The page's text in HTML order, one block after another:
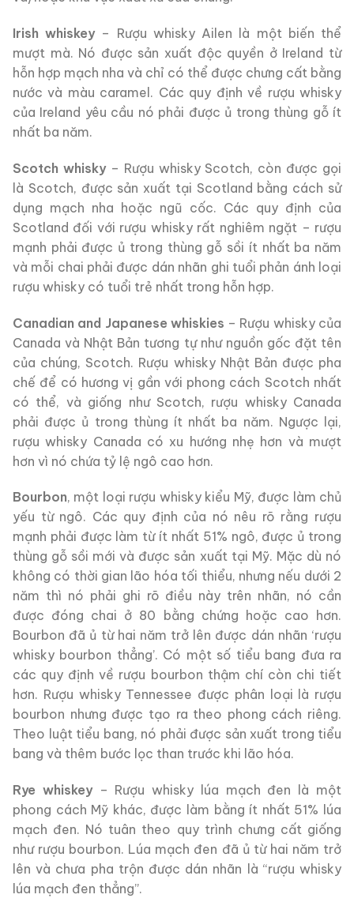
Irish whiskey– Rượu whisky Ailen là một biến thể
mượt mà. Nó được sản xuất độc quyền ở Ireland từ
hỗn hợp mạch nha và chỉ có thể được chưng cất bằng
nước và màu caramel. Các quy định về rượu whisky
của Ireland yêu cầu nó phải được ủ trong thùng gỗ ít
nhất ba năm.
Scotch whisky– Rượu whisky Scotch, còn được gọi
là Scotch, được sản xuất tại Scotland bằng cách sử
dụng mạch nha hoặc ngũ cốc. Các quy định của
Scotland đối với rượu whisky rất nghiêm ngặt – rượu
mạnh phải được ủ trong thùng gỗ sồi ít nhất ba năm
và mỗi chai phải được dán nhãn ghi tuổi phản ánh loại
rượu whisky có tuổi trẻ nhất trong hỗn hợp.
Canadian and Japanese whiskies – Rượu whisky của
Canada và Nhật Bản tương tự như nguồn gốc đặt tên
của chúng, Scotch. Rượu whisky Nhật Bản được pha
chế để có hương vị gần với phong cách Scotch nhất
có thể, và giống như Scotch, rượu whisky Canada
phải được ủ trong thùng ít nhất ba năm. Ngược lại,
rượu whisky Canada có xu hướng nhẹ hơn và mượt
hơn vì nó chứa tỷ lệ ngô cao hơn.
Bourbon, một loại rượu whisky kiểu Mỹ, được làm chủ
yếu từ ngô. Các quy định của nó nêu rõ rằng rượu
mạnh phải được làm từ ít nhất 51% ngô, được ủ trong
thùng gỗ sồi mới và được sản xuất tại Mỹ. Mặc dù nó
không có thời gian lão hóa tối thiểu, nhưng nếu dưới 2
năm thì nó phải ghi rõ điều này trên nhãn, nó cần
được đóng chai ở 80 bằng chứng hoặc cao hơn.
Bourbon đã ủ từ hai năm trở lên được dán nhãn ‘rượu
whisky bourbon thẳng’. Có một số tiểu bang đưa ra
các quy định về rượu bourbon thậm chí còn chi tiết
hơn. Rượu whisky Tennessee được phân loại là rượu
bourbon nhưng được tạo ra theo phong cách riêng.
Theo luật tiểu bang, nó phải được sản xuất trong tiểu
bang và thêm bước lọc than trước khi lão hóa.
Rye whiskey– Rượu whisky lúa mạch đen là một
phong cách Mỹ khác, được làm bằng ít nhất 51% lúa
mạch đen. Nó tuân theo quy trình chưng cất giống
như rượu bourbon. Lúa mạch đen đã ủ từ hai năm trở
lên và chưa pha trộn được dán nhãn là “rượu whisky
lúa mạch đen thẳng”.